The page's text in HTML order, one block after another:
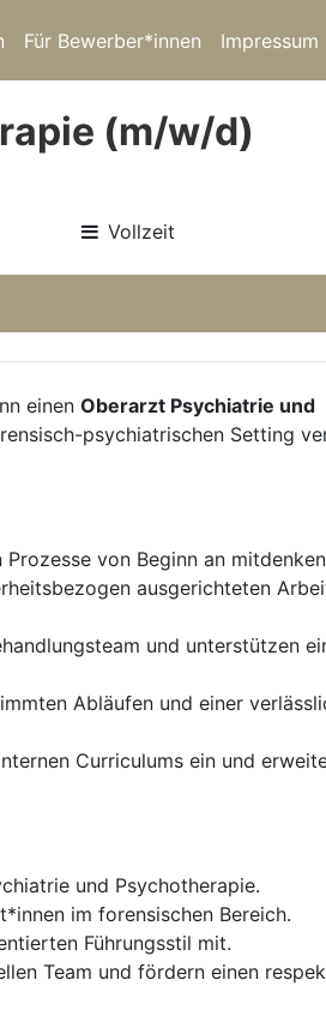
Für Bewerber*innen Impressum
(m/w/d)
Vollzeit
einen Oberarzt Psychiatrie und
psychiatrischen Setting
von Beginn an
ausgerichteten
und unterstützen
Abläufen und einer
Curriculums ein und
und Psychotherapie.
im forensischen Bereich.
Führungsstil mit.
Team und fördern einen